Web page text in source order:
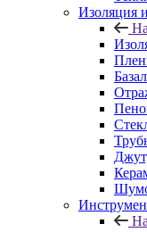
Изоляция